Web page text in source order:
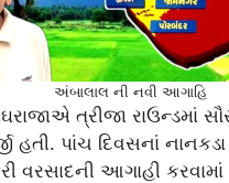
અંબાલાલ ની નવી આગાહિ
ત્રીજા રાઉન્ડમાં
હતી. પાંચ દિવસનાં નાનકડા
વરસાદની આગાહી